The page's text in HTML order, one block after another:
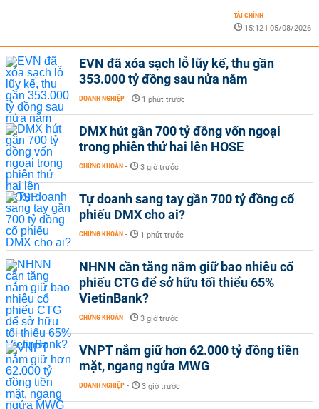
TÀI CHÍNH -
15:12 | 05/08/2026
EVN đã xóa sạch lỗ lũy kế, thu gần
353.000 tỷ đồng sau nửa năm
DOANH NGHIỆP - 1 phút trước
DMX hút gần 700 tỷ đồng vốn ngoại
trong phiên thứ hai lên HOSE
CHỨNG KHOÁN - 3 giờ trước
Tự doanh sang tay gần 700 tỷ đồng cổ
phiếu DMX cho ai?
CHỨNG KHOÁN - 1 phút trước
NHNN cần tăng nắm giữ bao nhiêu cổ
phiếu CTG để sở hữu tối thiểu 65%
VietinBank?
CHỨNG KHOÁN - 3 giờ trước
VNPT nắm giữ hơn 62.000 tỷ đồng tiền
mặt, ngang ngửa MWG
DOANH NGHIỆP - 3 giờ trước